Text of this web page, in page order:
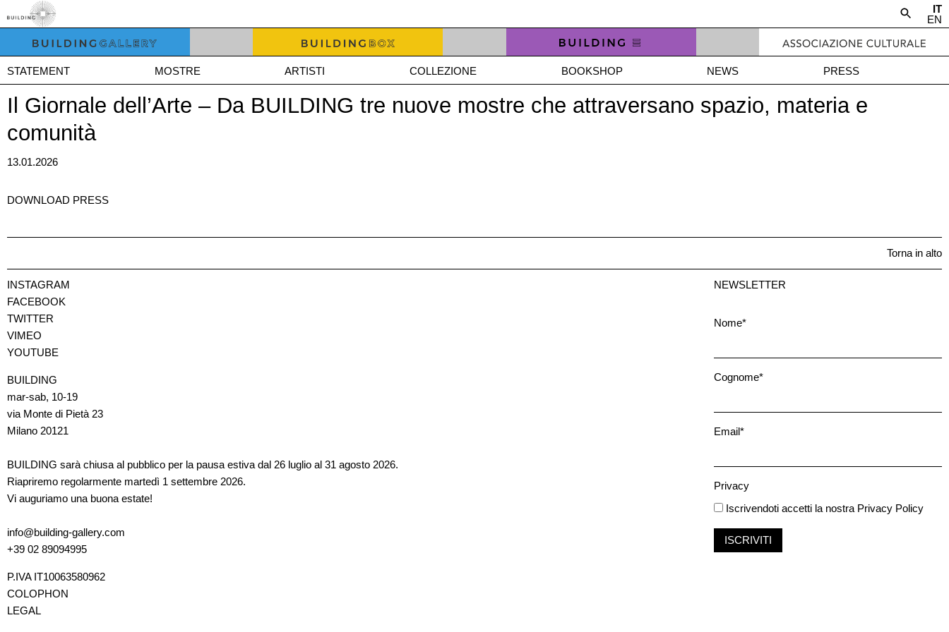
IT
EN
STATEMENT MOSTRE ARTISTI COLLEZIONE BOOKSHOP NEWS PRESS
Il Giornale dell’Arte – Da BUILDING tre nuove mostre che attraversano spazio, materia e
comunità
13.01.2026
DOWNLOAD PRESS
Torna in alto
INSTAGRAM
FACEBOOK
TWITTER
VIMEO
YOUTUBE
BUILDING
mar-sab, 10-19
via Monte di Pietà 23
Milano 20121
BUILDING sarà chiusa al pubblico per la pausa estiva dal 26 luglio al 31 agosto 2026.
Riapriremo regolarmente martedì 1 settembre 2026.
Vi auguriamo una buona estate!
info@building-gallery.com
+39 02 89094995
P.IVA IT10063580962
COLOPHON
LEGAL
NEWSLETTER
Nome*
Cognome*
Email*
Privacy
Iscrivendoti accetti la nostra Privacy Policy
ISCRIVITI